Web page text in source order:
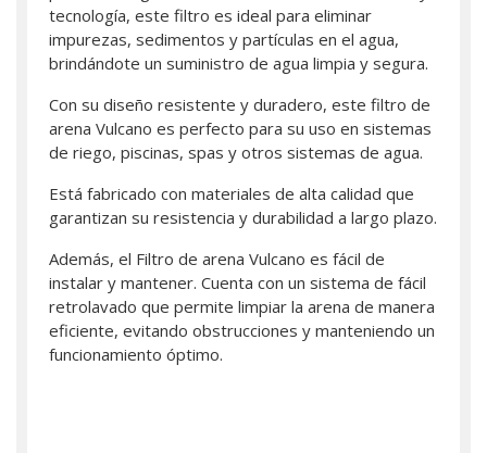
tecnología, este filtro es ideal para eliminar
impurezas, sedimentos y partículas en el agua,
brindándote un suministro de agua limpia y segura.
Con su diseño resistente y duradero, este filtro de
arena Vulcano es perfecto para su uso en sistemas
de riego, piscinas, spas y otros sistemas de agua.
Está fabricado con materiales de alta calidad que
garantizan su resistencia y durabilidad a largo plazo.
Además, el Filtro de arena Vulcano es fácil de
instalar y mantener. Cuenta con un sistema de fácil
retrolavado que permite limpiar la arena de manera
eficiente, evitando obstrucciones y manteniendo un
funcionamiento óptimo.